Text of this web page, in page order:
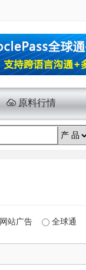
原料行情
站广告 全球通